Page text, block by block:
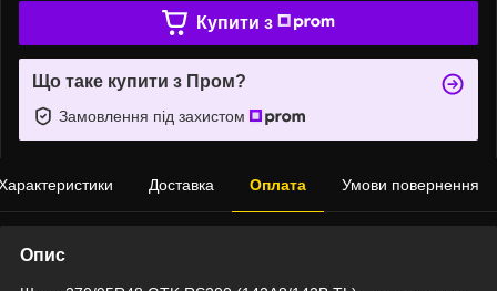
Купити з
Що таке купити з Пром?
Замовлення під захистом
Доставка Оплата Умови повернення
Опис